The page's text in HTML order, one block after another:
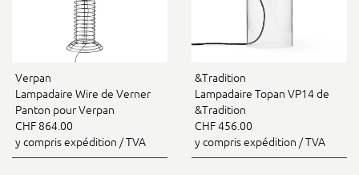
Verpan
Lampadaire Wire de Verner
Panton pour Verpan
CHF 864.00
y compris expédition / TVA
&Tradition
Lampadaire Topan VP14 de
&Tradition
CHF 456.00
y compris expédition / TVA